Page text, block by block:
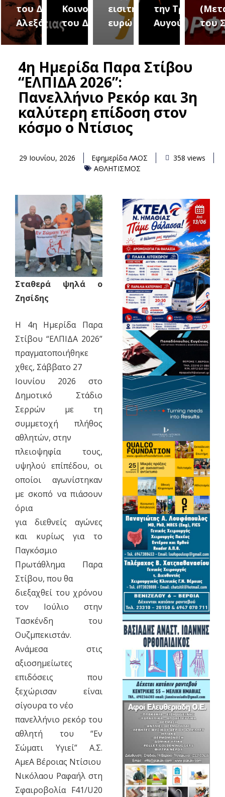
του Δήμου
Αλεξάνδρειας
Κοινοτήτων
του Δήμου
εισιτήριο 2
ευρώ
την Τρίτη 18
Αυγούστουτου
4η Ημερίδα Παρα Στίβου
“ΕΛΠΙΔΑ 2026”:
Πανελλήνιο Ρεκόρ και 3η
καλύτερη επίδοση στον
κόσμο ο Ντίσιος
29 Ιουνίου, 2026 Εφημερίδα ΛΑΟΣ
358 views
ΑΘΛΗΤΙΣΜΟΣ
Σταθερά ψηλά ο
Ζησίδης
Η 4η Ημερίδα Παρα
Στίβου “ΕΛΠΙΔΑ 2026”
πραγματοποιήθηκε
χθες, Σάββατο 27
Ιουνίου 2026 στο
Δημοτικό Στάδιο
Σερρών με τη
συμμετοχή πλήθος
αθλητών, στην
πλειοψηφία τους,
υψηλού επίπέδου, οι
οποίοι αγωνίστηκαν
με σκοπό να πιάσουν
όρια
για διεθνείς αγώνες
και κυρίως για το
Παγκόσμιο
Πρωτάθλημα Παρα
Στίβου, που θα
διεξαχθεί του χρόνου
τον Ιούλιο στην
Τασκένδη του
Ουζμπεκιστάν.
Ανάμεσα στις
αξιοσημείωτες
επιδόσεις που
ξεχώρισαν είναι
σίγουρα το νέο
πανελλήνιο ρεκόρ του
αθλητή του “Εν
Σώματι Υγιεί” Α.Σ.
ΑμεΑ Βέροιας Ντίσιου
Νικόλαου Ραφαήλ στη
Σφαιροβολία F41/U20